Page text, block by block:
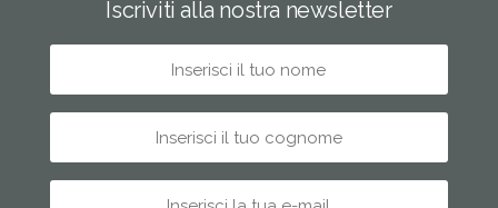
Iscriviti alla nostra newsletter